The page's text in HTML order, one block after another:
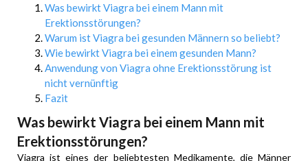
Was bewirkt Viagra bei einem Mann mit
Erektionsstörungen?
Warum ist Viagra bei gesunden Männern so beliebt?
Wie bewirkt Viagra bei einem gesunden Mann?
Anwendung von Viagra ohne Erektionsstörung ist
nicht vernünftig
Fazit
Was bewirkt Viagra bei einem Mann mit
Erektionsstörungen?
Viagra ist eines der beliebtesten Medikamente, die Männer